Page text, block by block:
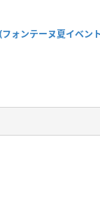
ォンテーヌ夏イベン